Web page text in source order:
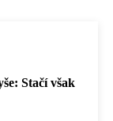
Stačí však